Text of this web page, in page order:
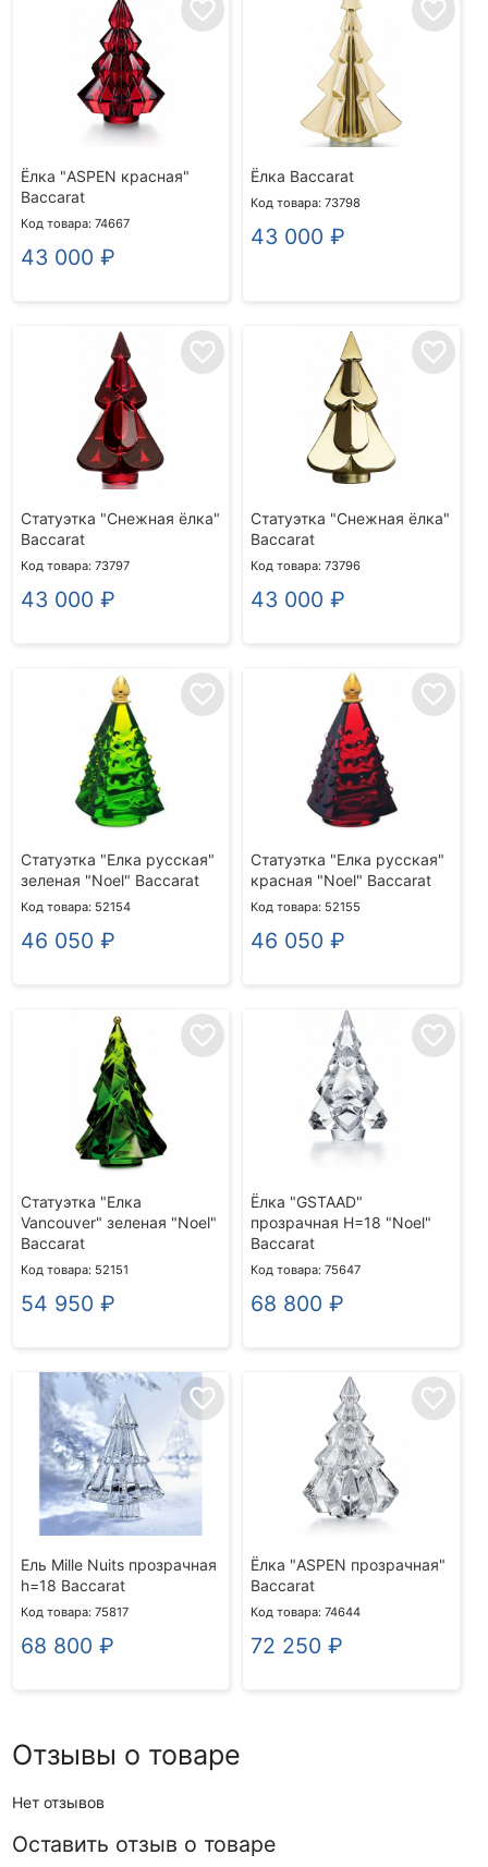
favorite_border
Ёлка "ASPEN красная"
Baccarat
Код товара: 74667
43 000 ₽
favorite_border
Ёлка Baccarat
Код товара: 73798
43 000 ₽
favorite_border
Статуэтка "Снежная ёлка"
Baccarat
Код товара: 73797
43 000 ₽
favorite_border
Статуэтка "Снежная ёлка"
Baccarat
Код товара: 73796
43 000 ₽
favorite_border
Статуэтка "Елка русская"
зеленая "Noel" Baccarat
Код товара: 52154
46 050 ₽
favorite_border
Статуэтка "Елка русская"
красная "Noel" Baccarat
Код товара: 52155
46 050 ₽
favorite_border
Статуэтка "Елка
Vancouver" зеленая "Noel"
Baccarat
Код товара: 52151
54 950 ₽
favorite_border
Ёлка "GSTAAD"
прозрачная H=18 "Noel"
Baccarat
Код товара: 75647
68 800 ₽
favorite_border
Ель Mille Nuits прозрачная
h=18 Baccarat
Код товара: 75817
68 800 ₽
favorite_border
Ёлка "ASPEN прозрачная"
Baccarat
Код товара: 74644
72 250 ₽
Отзывы о товаре
Нет отзывов
Оставить отзыв о товаре